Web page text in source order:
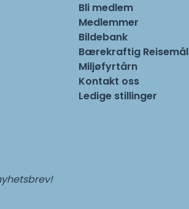
Bli medlem
Medlemmer
Bildebank
Bærekraftig Reisemål
Miljøfyrtårn
Kontakt oss
Ledige stillinger